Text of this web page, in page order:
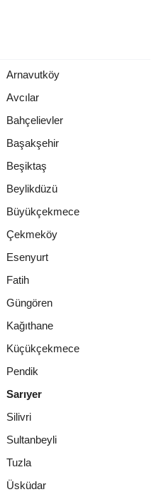
Arnavutköy
Avcılar
Bahçelievler
Başakşehir
Beşiktaş
Beylikdüzü
Büyükçekmece
Çekmeköy
Esenyurt
Fatih
Güngören
Kağıthane
Küçükçekmece
Pendik
Sarıyer
Silivri
Sultanbeyli
Tuzla
Üsküdar